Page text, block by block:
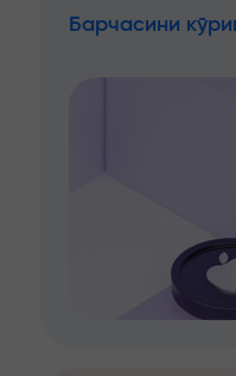
Барчасини